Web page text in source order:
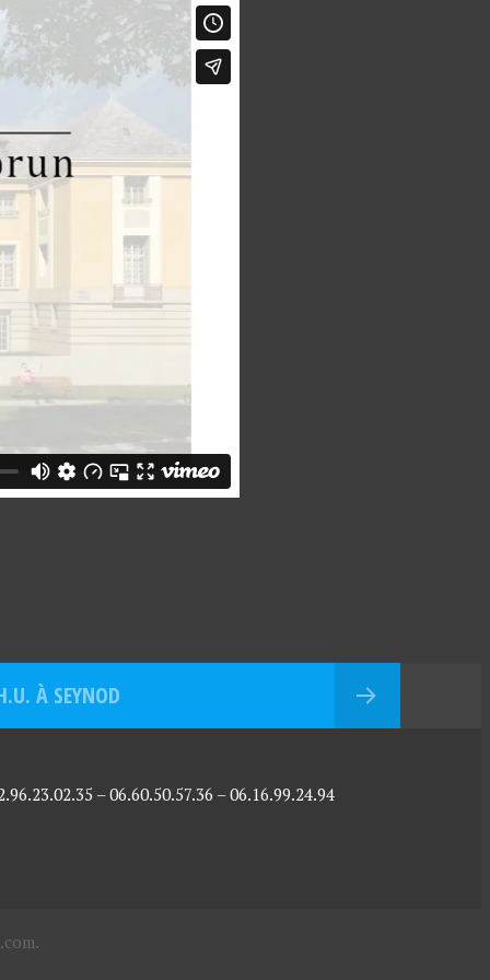
À SEYNOD
– 06.60.50.57.36 – 06.16.99.24.94
.